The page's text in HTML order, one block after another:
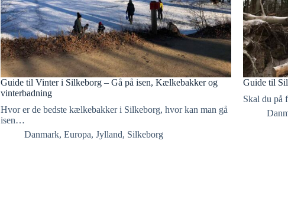
Guide til Vinter i Silkeborg – Gå på isen, Kælkebakker og
vinterbadning
Hvor er de bedste kælkebakker i Silkeborg, hvor kan man gå
isen…
Danmark, Europa, Jylland, Silkeborg
Guide til
Skal du på